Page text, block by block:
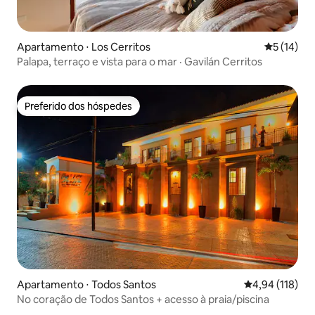
Apartamento ⋅ Los Cerritos 5 de uma
5 (14)
Palapa, terraço e vista para o mar · Gavilán Cerritos
Preferido dos hóspedes
Preferido dos hóspedes
Apartamento ⋅ Todos Santos 4,94 de uma
4,94 (118)
No coração de Todos Santos + acesso à praia/piscina